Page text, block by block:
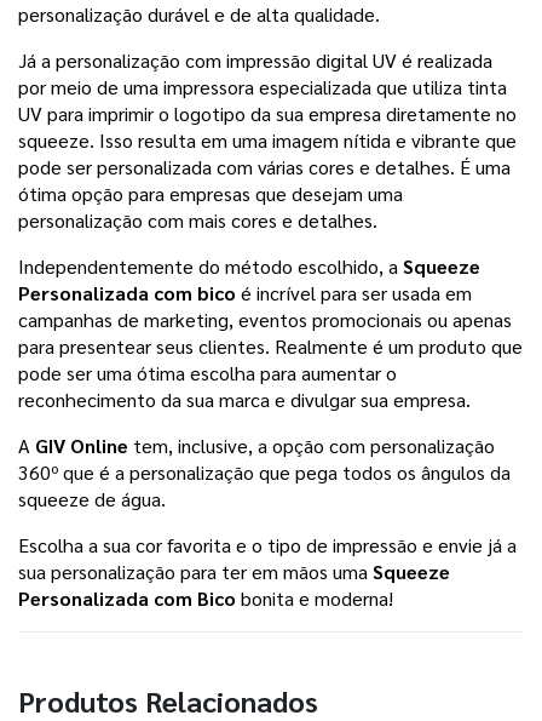
personalização durável e de alta qualidade.
Já a personalização com impressão digital UV é realizada
por meio de uma impressora especializada que utiliza tinta
UV para imprimir o logotipo da sua empresa diretamente no
squeeze. Isso resulta em uma imagem nítida e vibrante que
pode ser personalizada com várias cores e detalhes. É uma
ótima opção para empresas que desejam uma
personalização com mais cores e detalhes.
Independentemente do método escolhido, a Squeeze
Personalizada com bico é incrível para ser usada em
campanhas de marketing, eventos promocionais ou apenas
para presentear seus clientes. Realmente é um produto que
pode ser uma ótima escolha para aumentar o
reconhecimento da sua marca e divulgar sua empresa.
A GIV Online tem, inclusive, a opção com personalização
360º que é a personalização que pega todos os ângulos da
squeeze de água.
Escolha a sua cor favorita e o tipo de impressão e envie já a
sua personalização para ter em mãos uma Squeeze
Personalizada com Bico bonita e moderna!
Produtos Relacionados